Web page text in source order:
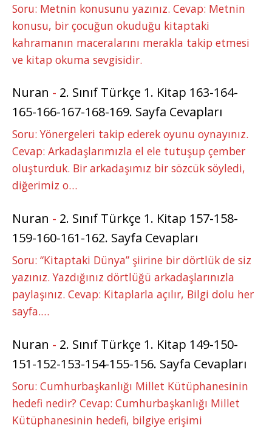
Soru: Metnin konusunu yazınız. Cevap: Metnin
konusu, bir çocuğun okuduğu kitaptaki
kahramanın maceralarını merakla takip etmesi
ve kitap okuma sevgisidir.
Nuran - 2. Sınıf Türkçe 1. Kitap 163-164-
165-166-167-168-169. Sayfa Cevapları
Soru: Yönergeleri takip ederek oyunu oynayınız.
Cevap: Arkadaşlarımızla el ele tutuşup çember
oluşturduk. Bir arkadaşımız bir sözcük söyledi,
diğerimiz o…
Nuran - 2. Sınıf Türkçe 1. Kitap 157-158-
159-160-161-162. Sayfa Cevapları
Soru: “Kitaptaki Dünya” şiirine bir dörtlük de siz
yazınız. Yazdığınız dörtlüğü arkadaşlarınızla
paylaşınız. Cevap: Kitaplarla açılır, Bilgi dolu her
sayfa.…
Nuran - 2. Sınıf Türkçe 1. Kitap 149-150-
151-152-153-154-155-156. Sayfa Cevapları
Soru: Cumhurbaşkanlığı Millet Kütüphanesinin
hedefi nedir? Cevap: Cumhurbaşkanlığı Millet
Kütüphanesinin hedefi, bilgiye erişimi